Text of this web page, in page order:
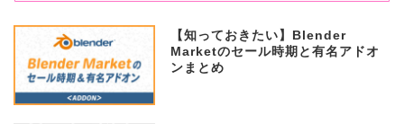
【知っておきたい】Blender
Marketのセール時期と有名アドオ
ンまとめ